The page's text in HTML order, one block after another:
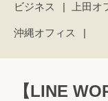
ビジネス 上田オ
沖縄オフィス
【LINE